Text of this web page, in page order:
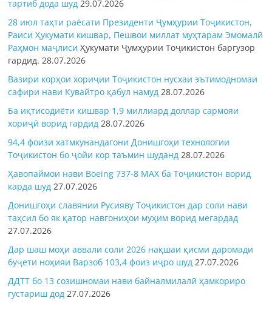
тартиб дода шуд 29.07.2026
28 июл таҳти раёсати Президенти Ҷумҳурии Тоҷикистон,
Раиси Ҳукумати кишвар, Пешвои миллат муҳтарам Эмомалӣ
Раҳмон маҷлисиҲукумати Ҷумҳурии Тоҷикистон баргузор
гардид. 28.07.2026
Вазири корҳои хориҷии Тоҷикистон нусхаи эътимодномаи
сафири нави Кувайтро қабул намуд 28.07.2026
Ба иқтисодиёти кишвар 1,9 миллиард доллар сармояи
хориҷӣ ворид гардид 28.07.2026
94,4 фоизи хатмкунандагони Донишгоҳи технологии
Тоҷикистон бо ҷойи кор таъмин шуданд 28.07.2026
Ҳавопаймои нави Boeing 737-8 MAX ба Тоҷикистон ворид
карда шуд 27.07.2026
Донишгоҳи славянии Русияву Тоҷикистон дар соли нави
таҳсил бо як қатор навгониҳои муҳим ворид мегардад
27.07.2026
Дар шаш моҳи аввали соли 2026 нақшаи қисми даромади
буҷети ноҳияи Варзоб 103,4 фоиз иҷро шуд 27.07.2026
ДДТТ бо 13 созишномаи нави байналмилалӣ ҳамкориро
густариш дод 27.07.2026